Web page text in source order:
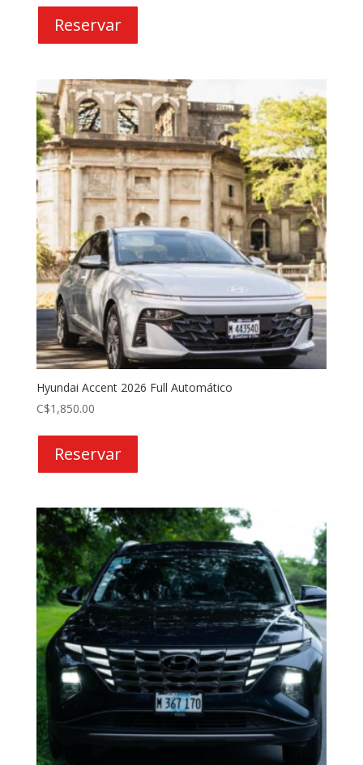
Reservar
Hyundai Accent 2026 Full Automático
C$1,850.00
Reservar